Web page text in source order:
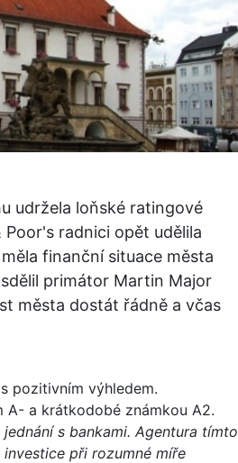
udržela loňské ratingové
radnici opět udělila
finanční situace města
primátor Martin Major
města dostát řádně a včas
pozitivním výhledem.
A- a krátkodobé známkou A2.
s bankami. Agentura tímto
při rozumné míře